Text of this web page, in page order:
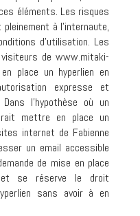
éléments. Les risques
à l’internaute,
d’utilisation. Les
de www.mitaki-
place un hyperlien en
expresse et
l’hypothèse où un
mettre en place un
internet de Fabienne
un email accessible
de mise en place
se réserve le droit
sans avoir à en